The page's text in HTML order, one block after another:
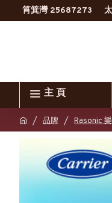
筲箕灣 25687273
主 頁
品牌 Rasonic